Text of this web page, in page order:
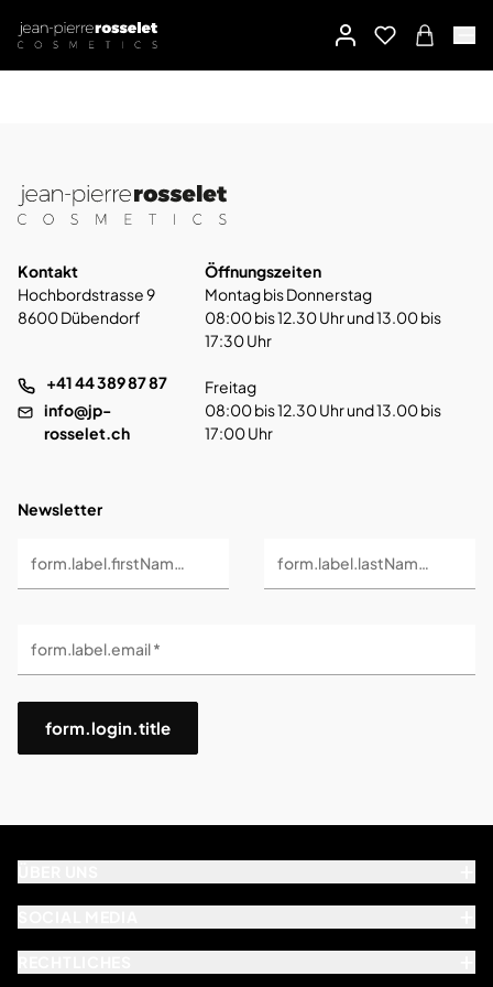
Kontakt
Hochbordstrasse 9
8600 Dübendorf
+41 44 389 87 87
info@jp-
rosselet.ch
Öffnungszeiten
Montag bis Donnerstag
08:00 bis 12.30 Uhr und 13.00 bis
17:30 Uhr
Freitag
08:00 bis 12.30 Uhr und 13.00 bis
17:00 Uhr
Newsletter
form.label.firstName * form.label.lastName *
form.label.email *
form.login.title